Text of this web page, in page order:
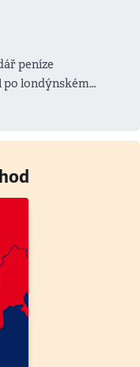
peníze
po londýnském